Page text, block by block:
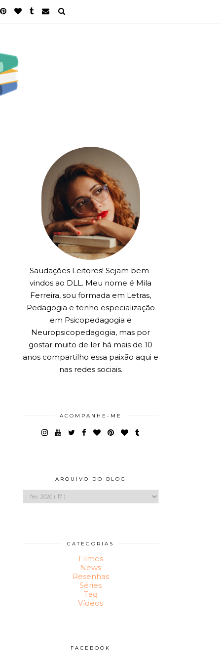
Saudações Leitores! Sejam bem-
vindos ao DLL. Meu nome é Mila
Ferreira, sou formada em Letras,
Pedagogia e tenho especialização
em Psicopedagogia e
Neuropsicopedagogia, mas por
gostar muito de ler há mais de 10
anos compartilho essa paixão aqui e
nas redes sociais.
ACOMPANHE-ME
ARQUIVO DO BLOG
CATEGORIAS
Filmes
News
Resenhas
Séries
Tag
Vídeos
FACEBOOK